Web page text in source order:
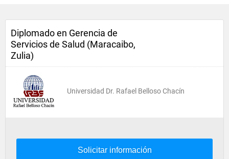
Diplomado en Gerencia de
Servicios de Salud (Maracaibo,
Zulia)
Universidad Dr. Rafael Belloso Chacín
Solicitar información